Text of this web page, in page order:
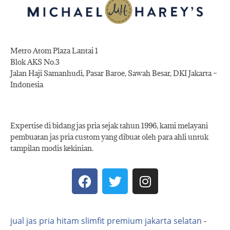
Metro Atom Plaza Lantai 1
Blok AKS No.3
Jalan Haji Samanhudi, Pasar Baroe, Sawah Besar, DKI Jakarta –
Indonesia
Expertise di bidang jas pria sejak tahun 1996, kami melayani
pembuatan jas pria custom yang dibuat oleh para ahli untuk
tampilan modis kekinian.
jual jas pria hitam slimfit premium jakarta selatan -